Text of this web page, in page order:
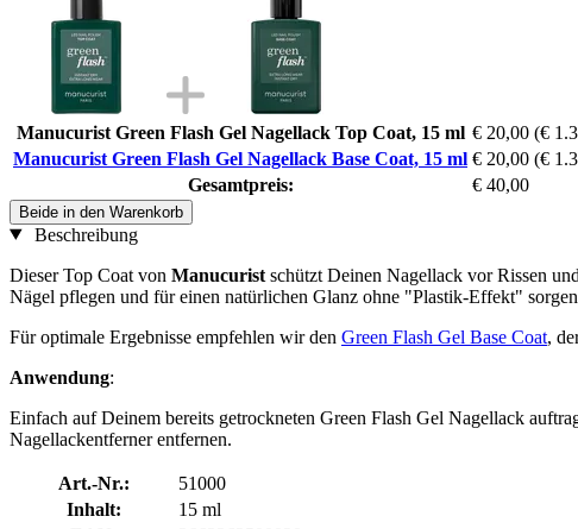
Manucurist Green Flash Gel Nagellack Top Coat, 15 ml € 20,00 (€
Manucurist Green Flash Gel Nagellack Base Coat, 15 ml € 20,00 (€
Gesamtpreis:
€ 40,00
Beide in den Warenkorb
Beschreibung
Dieser Top Coat von Manucurist schützt Deinen Nagellack vor Rissen
Nägel pflegen und für einen natürlichen Glanz ohne "Plastik-Effekt"
Für optimale Ergebnisse empfehlen wir den Green Flash Gel Base Coat,
Anwendung:
Einfach auf Deinem bereits getrockneten Green Flash Gel Nagellack
Nagellackentferner entfernen.
Art.-Nr.:
51000
Inhalt:
15 ml